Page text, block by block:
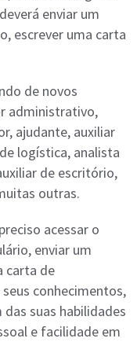
enviar um
escrever uma carta
de novos
administrativo,
ajudante, auxiliar
logística, analista
de escritório,
outras.
acessar o
enviar um
carta de
conhecimentos,
suas habilidades
e facilidade em